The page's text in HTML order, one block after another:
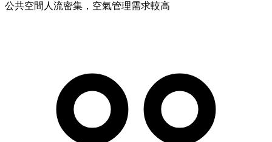
公共空間人流密集，空氣管理需求較高